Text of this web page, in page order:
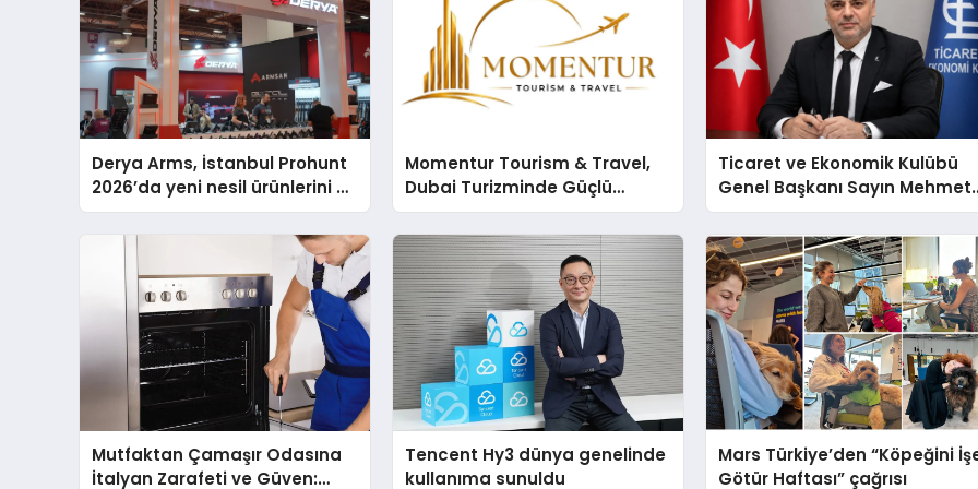
Derya Arms, İstanbul Prohunt
2026’da yeni nesil ürünlerini ve
global marka vizyonunu
sergiledi
Momentur Tourism & Travel,
Dubai Turizminde Güçlü
Operasyon Ağıyla Fark
Yaratıyor
Ticaret ve Ekonomik Kulübü
Genel Başkanı Sayın Mehmet
Ulutaş, ekonomiye dair
açıklamada şunları kaydetti:
Mutfaktan Çamaşır Odasına
İtalyan Zarafeti ve Güven:
Tencent Hy3 dünya genelinde
kullanıma sunuldu
Mars Türkiye’den “Köpeğini
Götür Haftası” çağrısı